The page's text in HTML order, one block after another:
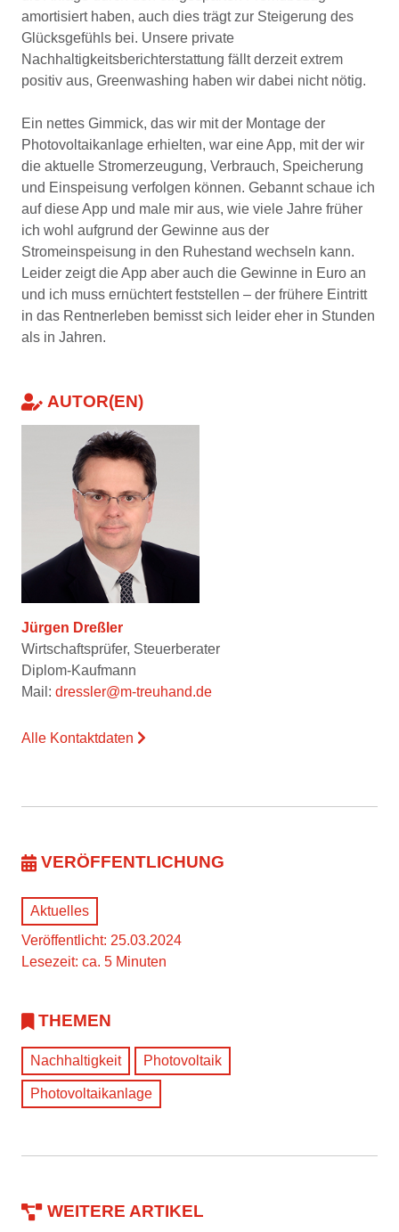
amortisiert haben, auch dies trägt zur Steigerung des
Glücksgefühls bei. Unsere private
Nachhaltigkeitsberichterstattung fällt derzeit extrem
positiv aus, Greenwashing haben wir dabei nicht nötig.
Ein nettes Gimmick, das wir mit der Montage der
Photovoltaikanlage erhielten, war eine App, mit der wir
die aktuelle Stromerzeugung, Verbrauch, Speicherung
und Einspeisung verfolgen können. Gebannt schaue ich
auf diese App und male mir aus, wie viele Jahre früher
ich wohl aufgrund der Gewinne aus der
Stromeinspeisung in den Ruhestand wechseln kann.
Leider zeigt die App aber auch die Gewinne in Euro an
und ich muss ernüchtert feststellen – der frühere Eintritt
in das Rentnerleben bemisst sich leider eher in Stunden
als in Jahren.
AUTOR(EN)
Jürgen Dreßler
Wirtschaftsprüfer, Steuerberater
Diplom-Kaufmann
Mail: dressler@m-treuhand.de
Alle Kontaktdaten
VERÖFFENTLICHUNG
Aktuelles
Veröffentlicht: 25.03.2024
Lesezeit: ca. 5 Minuten
THEMEN
Nachhaltigkeit Photovoltaik
Photovoltaikanlage
WEITERE ARTIKEL